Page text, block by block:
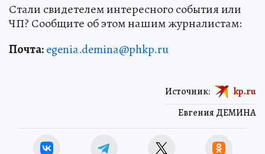
Стали свидетелем интересного события или
ЧП? Сообщите об этом нашим журналистам:
Почта:egenia.demina@phkp.ru
Евгения ДЕМИНА
Источник: kp.ru